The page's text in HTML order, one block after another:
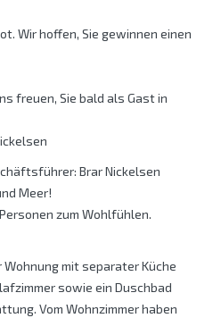
Wir hoffen, Sie gewinnen einen
freuen, Sie bald als Gast in
Brar Nickelsen
Meer!
zum Wohlfühlen.
mit separater Küche
sowie ein Duschbad
Vom Wohnzimmer haben